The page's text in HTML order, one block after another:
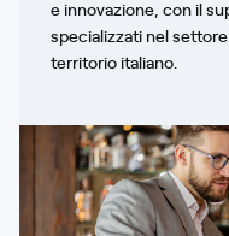
e innovazione, con il
specializzati nel
territorio italiano.